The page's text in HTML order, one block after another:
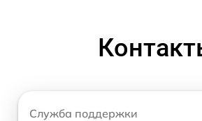
Служба поддержки